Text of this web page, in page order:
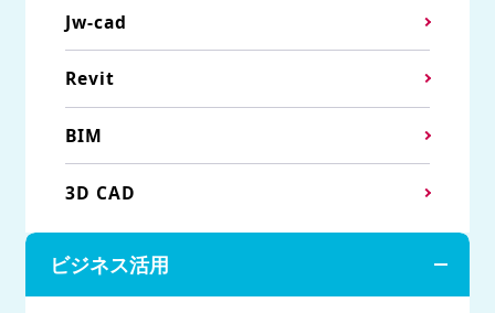
Jw-cad
Revit
BIM
3D CAD
ビジネス活用